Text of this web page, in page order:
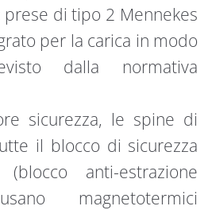
di tipo 2 Mennekes
per la carica in modo
dalla normativa
sicurezza, le spine di
il blocco di sicurezza
anti-estrazione
magnetotermici